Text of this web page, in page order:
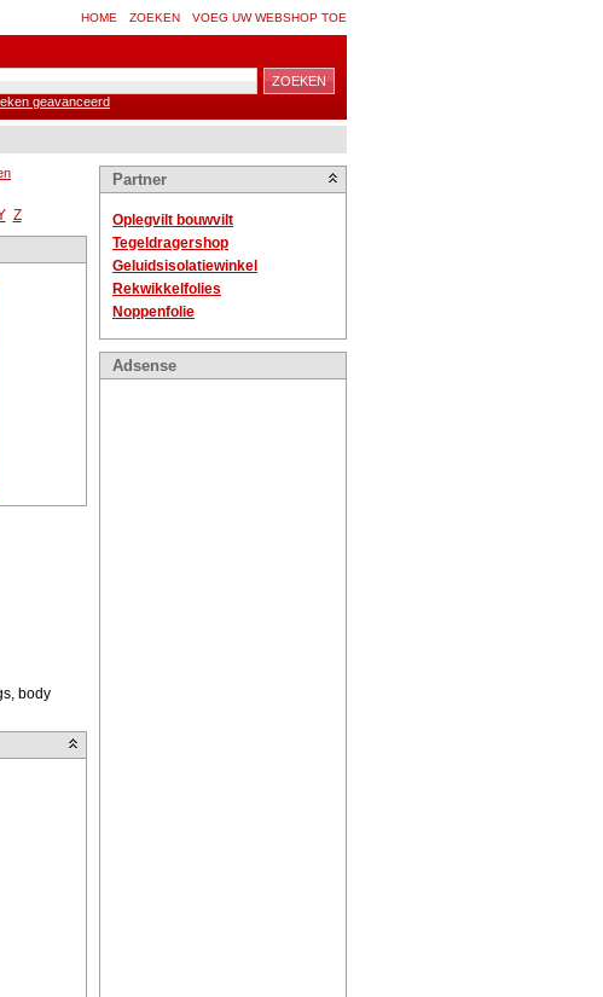
HOME ZOEKEN VOEG UW WEBSHOP TOE
geavanceerd
Z
body
Partner
Oplegvilt bouwvilt
Tegeldragershop
Geluidsisolatiewinkel
Rekwikkelfolies
Noppenfolie
Adsense